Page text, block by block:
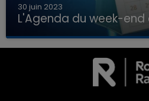
LA TEAM
30 juin 2023
L'Agenda du week-end
Que faire ce week-end
France, la Marne et les